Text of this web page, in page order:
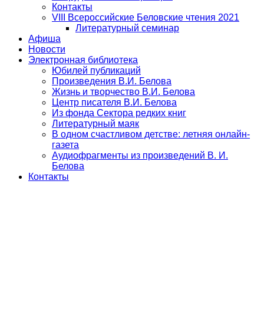
Контакты
VIII Всероссийские Беловские чтения 2021
Литературный семинар
Афиша
Новости
Электронная библиотека
Юбилей публикаций
Произведения В.И. Белова
Жизнь и творчество В.И. Белова
Центр писателя В.И. Белова
Из фонда Сектора редких книг
Литературный маяк
В одном счастливом детстве: летняя онлайн-
газета
Аудиофрагменты из произведений В. И.
Белова
Контакты